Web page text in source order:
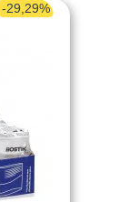
-29,29%